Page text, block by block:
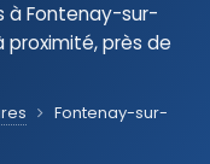
à Fontenay-sur-
proximité, près de
Fontenay-sur-